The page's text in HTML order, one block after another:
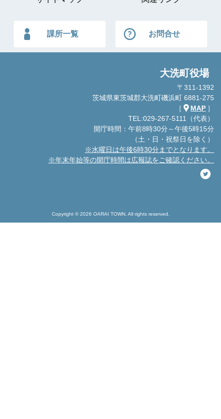
課所一覧 お問合せ
大洗町役場
〒311-1392
茨城県東茨城郡大洗町磯浜町 6881-275
［
MAP ］
TEL:029-267-5111（代表）
開庁時間：午前8時30分～午後5時15分
（土・日・祝祭日を除く）
※水曜日は午後6時30分までとなります。
※年末年始等の開庁時間は広報誌をご確認ください。
Copyright © 2026 OARAI TOWN. All rights reserved.